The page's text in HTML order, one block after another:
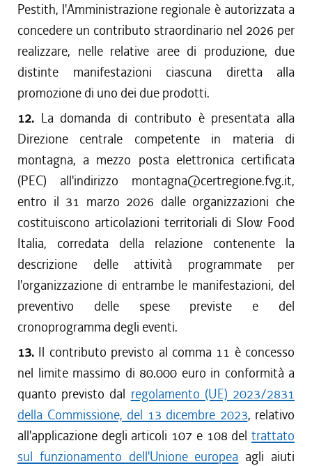
Pestith, l'Amministrazione regionale è autorizzata a
concedere un contributo straordinario nel 2026 per
realizzare, nelle relative aree di produzione, due
distinte manifestazioni ciascuna diretta alla
promozione di uno dei due prodotti.
12. La domanda di contributo è presentata alla
Direzione centrale competente in materia di
montagna, a mezzo posta elettronica certificata
(PEC) all'indirizzo montagna@certregione.fvg.it,
entro il 31 marzo 2026 dalle organizzazioni che
costituiscono articolazioni territoriali di Slow Food
Italia, corredata della relazione contenente la
descrizione delle attività programmate per
l'organizzazione di entrambe le manifestazioni, del
preventivo delle spese previste e del
cronoprogramma degli eventi.
13. Il contributo previsto al comma 11 è concesso
nel limite massimo di 80.000 euro in conformità a
quanto previsto dal regolamento (UE) 2023/2831
della Commissione, del 13 dicembre 2023, relativo
all'applicazione degli articoli 107 e 108 del trattato
sul funzionamento dell'Unione europea agli aiuti